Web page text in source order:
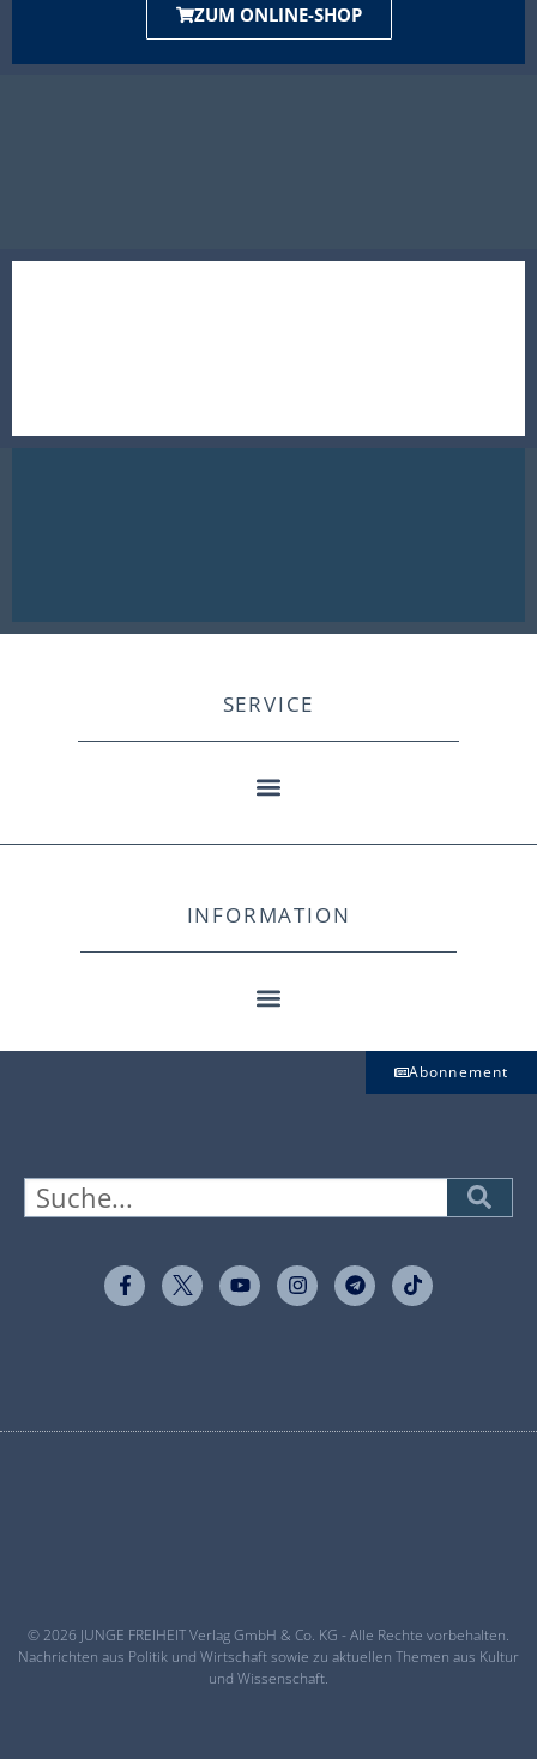
ZUM ONLINE-SHOP
SERVICE
INFORMATION
Abonnement
© 2026 JUNGE FREIHEIT Verlag GmbH & Co. KG - Alle Rechte vorbehalten.
Nachrichten aus Politik und Wirtschaft sowie zu aktuellen Themen aus Kultur
und Wissenschaft.